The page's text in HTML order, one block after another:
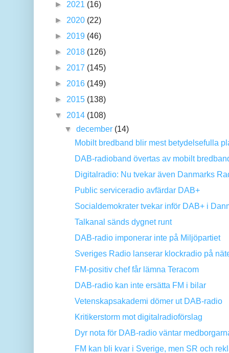
► 2021 (16)
► 2020 (22)
► 2019 (46)
► 2018 (126)
► 2017 (145)
► 2016 (149)
► 2015 (138)
▼ 2014 (108)
▼december (14)
Mobilt bredband blir mest betydelsefulla
DAB-radioband övertas av mobilt
Digitalradio: Nu tvekar även Danmarks
Public serviceradio avfärdar DAB+
Socialdemokrater tvekar inför DAB+ i
Talkanal sänds dygnet runt
DAB-radio imponerar inte på Miljöpartiet
Sveriges Radio lanserar klockradio på
FM-positiv chef får lämna Teracom
DAB-radio kan inte ersätta FM i bilar
Vetenskapsakademi dömer ut DAB-radio
Kritikerstorm mot digitalradioförslag
Dyr nota för DAB-radio väntar
FM kan bli kvar i Sverige, men SR och